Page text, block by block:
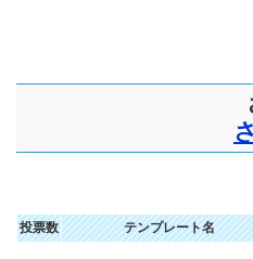
投票数 テンプレート名